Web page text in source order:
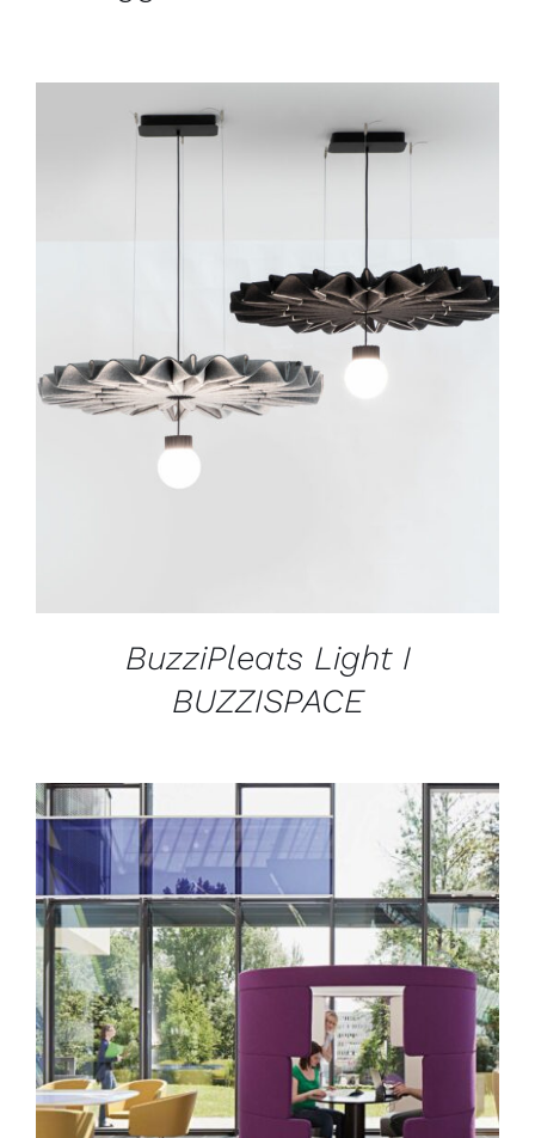
DÉTAILS
BuzziPleats Light I
BUZZISPACE
DÉTAILS